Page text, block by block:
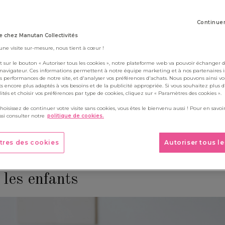
retrouvez un kit contenant 5 à 6 activités destinées aux
classe au fil des saisons grâce à notre kit d'activités à
jeu d'apprentissage ludique
les enfants
chez Manutan Collectivités
visite sur-mesure, nous tient à cœur !
sur le bouton « Autoriser tous les cookies », notre plateforme web va pouvoir échanger
Ces informations permettent à notre équipe marketing et à nos partenaires
performances de notre site, et d'analyser vos préférences d'achats. Nous pouvons ainsi
encore plus adaptés à vos besoins et de la publicité appropriée. Si vous souhaitez plus
et choisir vos préférences par type de cookies, cliquez sur « Paramètres des cookies ».
de continuer votre visite sans cookies, vous êtes le bienvenu aussi ! Pour en
consulter notre politique de cookies.
Autoriser tous
des cookies